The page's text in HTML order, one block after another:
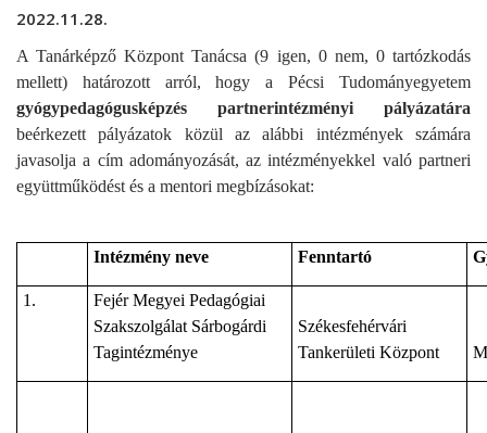
2022.11.28.
A Tanárképző Központ Tanácsa (9 igen, 0 nem, 0 tartózkodás
mellett) határozott arról, hogy a Pécsi Tudományegyetem
gyógypedagógusképzés partnerintézményi pályázatára
beérkezett pályázatok közül az alábbi intézmények számára
javasolja a cím adományozását, az intézményekkel való partneri
együttműködést és a mentori megbízásokat:
Intézmény neve Fenntartó
1.
Fejér Megyei Pedagógiai
Szakszolgálat Sárbogárdi
Tagintézménye
Székesfehérvári
Tankerületi Központ